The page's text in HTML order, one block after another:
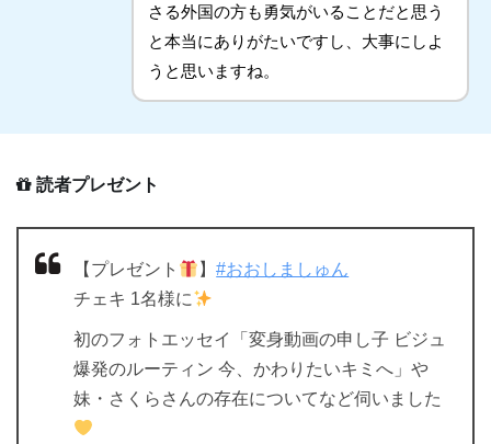
さる外国の方も勇気がいることだと思う
と本当にありがたいですし、大事にしよ
うと思いますね。
読者プレゼント
【プレゼント 】#おおしましゅん
チェキ 1名様に
初のフォトエッセイ「変身動画の申し子 ビジュ
爆発のルーティン 今、かわりたいキミへ」や
妹・さくらさんの存在についてなど伺いました